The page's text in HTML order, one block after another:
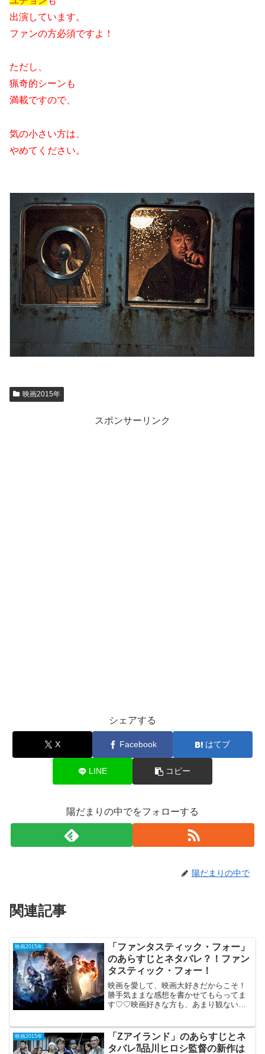
出演しています。
ファンの方必須ですよ！
ただし、
猟奇的シーンも
満載ですので、
気の小さい方は、
やめてください。
映画2015年
スポンサーリンク
シェアする
X Facebook はてブ
LINE コピー
陽だまりの中でをフォローする
陽だまりの中で
関連記事
映画2015年
「ファンタスティック・フォー」
のあらすじとネタバレ？！ファン
タスティック・フォー！
映画を愛して、映画大好きだからこそ！
勝手気ままな感想を書かせてもらってま
す♡♡映画好きな方も、あまり観ない方
D） 2015年10月9日公開（100分）マ
ーベルコ...
映画2015年
「Zアイランド」のあらすじとネ
タバレ⁈品川ヒロシ監督の新作は